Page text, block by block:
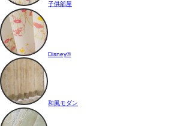
子供部屋
Disney®
和風モダン